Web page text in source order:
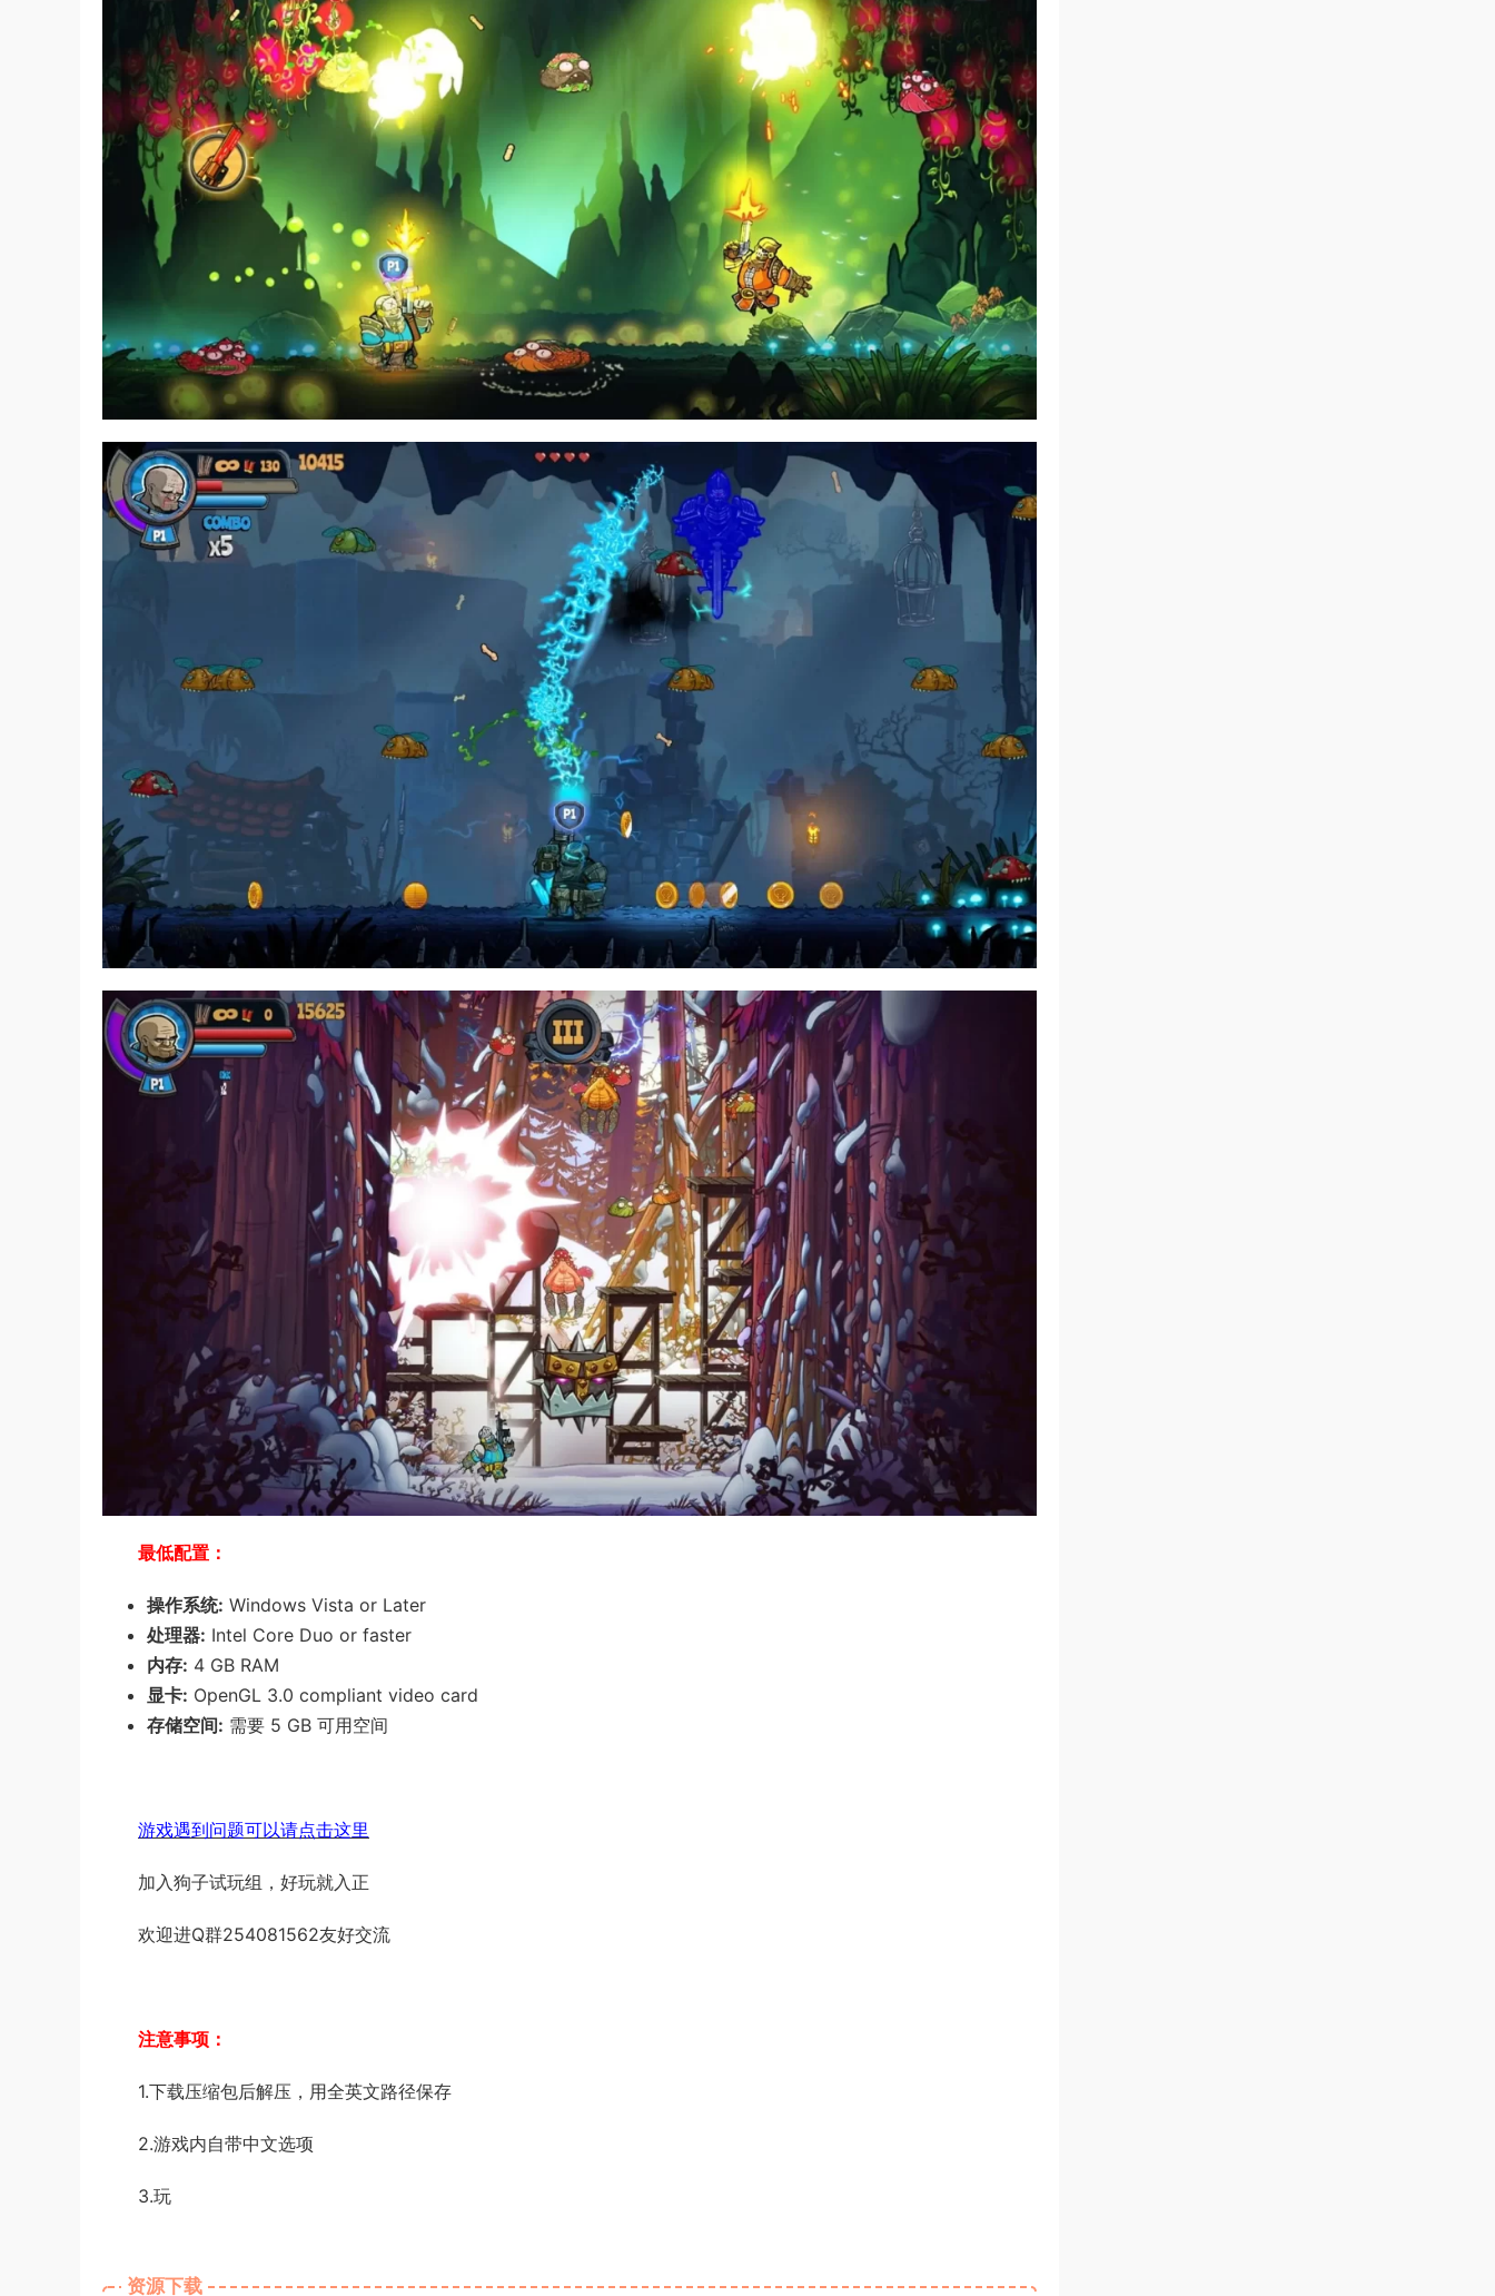
最低配置：
操作系统: Windows Vista or Later
处理器: Intel Core Duo or faster
内存: 4 GB RAM
显卡: OpenGL 3.0 compliant video card
存储空间: 需要 5 GB 可用空间
游戏遇到问题可以请点击这里
加入狗子试玩组，好玩就入正
欢迎进Q群254081562友好交流
注意事项：
1.下载压缩包后解压，用全英文路径保存
2.游戏内自带中文选项
3.玩
资源下载